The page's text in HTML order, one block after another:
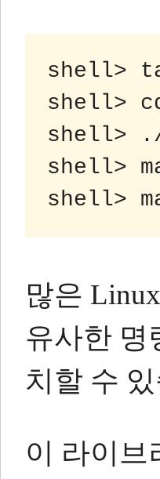
shell>
shell>
shell>
shell>
많은
유사한
치할 수
이 라이브